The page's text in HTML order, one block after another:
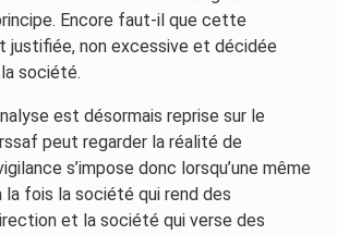
Encore faut-il que cette
justifiée, non excessive et décidée
société.
est désormais reprise sur le
peut regarder la réalité de
s’impose donc lorsqu’une même
la fois la société qui rend des
et la société qui verse des